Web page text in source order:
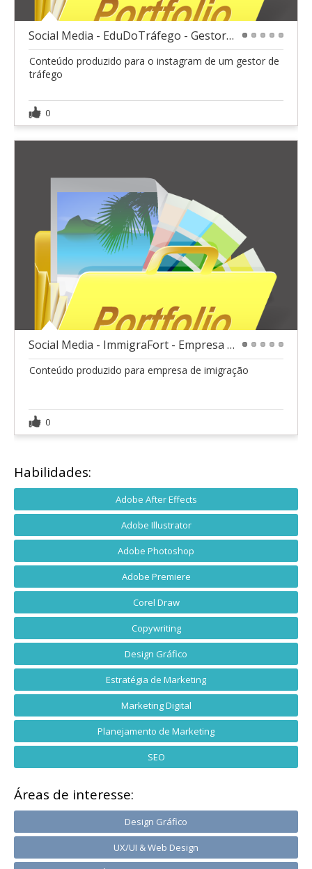
Social Media - EduDoTráfego - Gestor de Tráfego
Conteúdo produzido para o instagram de um gestor de
tráfego
0
Social Media - ImmigraFort - Empresa de Imigração
Conteúdo produzido para empresa de imigração
0
Habilidades:
Adobe After Effects
Adobe Illustrator
Adobe Photoshop
Adobe Premiere
Corel Draw
Copywriting
Design Gráfico
Estratégia de Marketing
Marketing Digital
Planejamento de Marketing
SEO
Áreas de interesse:
Design Gráfico
UX/UI & Web Design